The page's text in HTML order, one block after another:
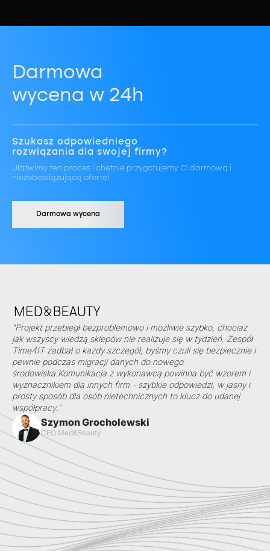
Darmowa
wycena w 24h
Szukasz odpowiedniego
rozwiązania dla swojej firmy?
Ułatwimy ten proces i chętnie przygotujemy Ci darmową i
niezobowiązującą ofertę!
Darmowa wycena
"Projekt przebiegł bezproblemowo i możliwie szybko, chociaż
jak wszyscy wiedzą sklepów nie realizuje się w tydzień. Zespół
Time4IT zadbał o każdy szczegół, byśmy czuli się bezpiecznie i
pewnie podczas migracji danych do nowego
środowiska.Komunikacja z wykonawcą powinna być wzorem i
wyznacznikiem dla innych firm - szybkie odpowiedzi, w jasny i
prosty sposób dla osób nietechnicznych to klucz do udanej
współpracy."
Szymon Grocholewski
CEO Med&Beauty